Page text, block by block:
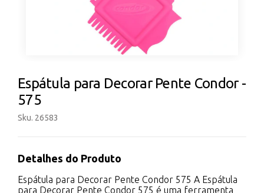
Espátula para Decorar Pente Condor -
575
Sku. 26583
Detalhes do Produto
Espátula para Decorar Pente Condor 575 A Espátula
para Decorar Pente Condor 575 é uma ferramenta